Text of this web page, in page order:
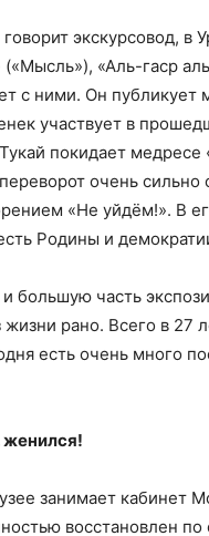
экскурсовод, в
«Аль-гаср
с ними. Он
участвует в
покидает
очень сильно
«Не уйдём!». В
Родины и
большую часть
жизни рано. Всего в 27
есть очень много
занимает кабинет
восстановлен